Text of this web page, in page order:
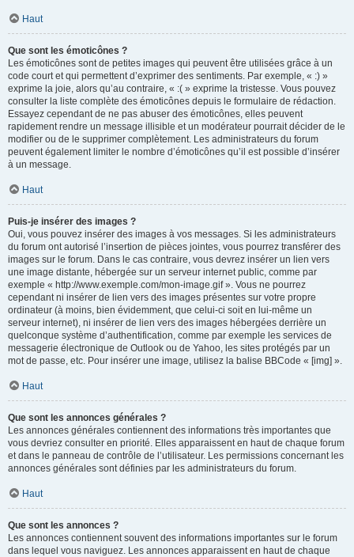
Haut
Que sont les émoticônes ?
Les émoticônes sont de petites images qui peuvent être utilisées grâce à un
code court et qui permettent d’exprimer des sentiments. Par exemple, « :) »
exprime la joie, alors qu’au contraire, « :( » exprime la tristesse. Vous pouvez
consulter la liste complète des émoticônes depuis le formulaire de rédaction.
Essayez cependant de ne pas abuser des émoticônes, elles peuvent
rapidement rendre un message illisible et un modérateur pourrait décider de le
modifier ou de le supprimer complètement. Les administrateurs du forum
peuvent également limiter le nombre d’émoticônes qu’il est possible d’insérer
à un message.
Haut
Puis-je insérer des images ?
Oui, vous pouvez insérer des images à vos messages. Si les administrateurs
du forum ont autorisé l’insertion de pièces jointes, vous pourrez transférer des
images sur le forum. Dans le cas contraire, vous devrez insérer un lien vers
une image distante, hébergée sur un serveur internet public, comme par
exemple « http://www.exemple.com/mon-image.gif ». Vous ne pourrez
cependant ni insérer de lien vers des images présentes sur votre propre
ordinateur (à moins, bien évidemment, que celui-ci soit en lui-même un
serveur internet), ni insérer de lien vers des images hébergées derrière un
quelconque système d’authentification, comme par exemple les services de
messagerie électronique de Outlook ou de Yahoo, les sites protégés par un
mot de passe, etc. Pour insérer une image, utilisez la balise BBCode « [img] ».
Haut
Que sont les annonces générales ?
Les annonces générales contiennent des informations très importantes que
vous devriez consulter en priorité. Elles apparaissent en haut de chaque forum
et dans le panneau de contrôle de l’utilisateur. Les permissions concernant les
annonces générales sont définies par les administrateurs du forum.
Haut
Que sont les annonces ?
Les annonces contiennent souvent des informations importantes sur le forum
dans lequel vous naviguez. Les annonces apparaissent en haut de chaque